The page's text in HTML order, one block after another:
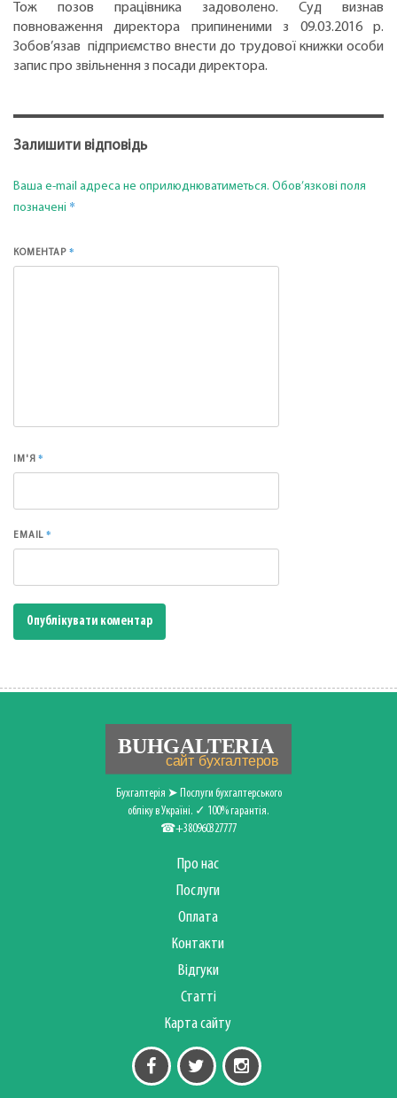
Тож позов працівника задоволено. Суд визнав
повноваження директора припиненими з 09.03.2016 р.
Зобов’язав підприємство внести до трудової книжки особи
запис про звільнення з посади директора.
Залишити відповідь
Ваша e-mail адреса не оприлюднюватиметься. Обов’язкові поля
позначені *
КОМЕНТАР *
ІМ'Я*
EMAIL*
Бухгалтерія ➤ Послуги бухгалтерського
обліку в Україні. ✓ 100% гарантія.
☎+380960327777
Про нас
Послуги
Оплата
Контакти
Відгуки
Статті
Карта сайту